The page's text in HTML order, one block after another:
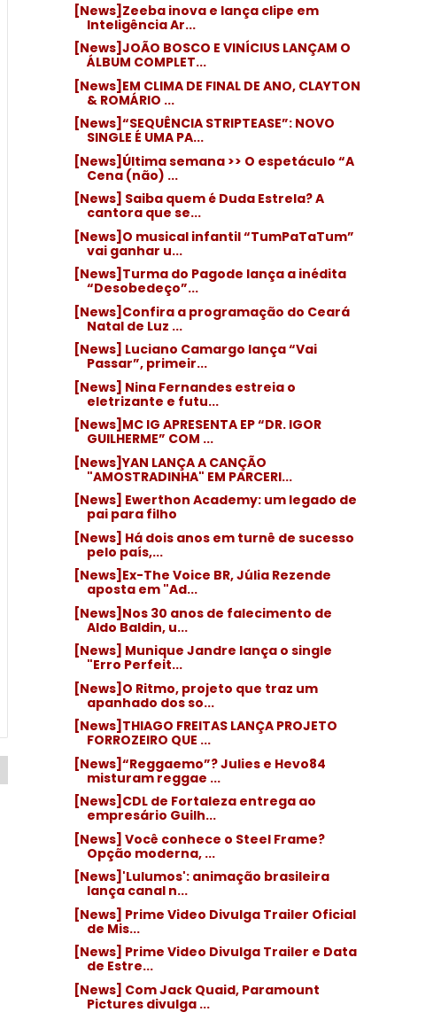
[News]Zeeba inova e lança clipe em
Inteligência Ar...
[News]JOÃO BOSCO E VINÍCIUS LANÇAM O
ÁLBUM COMPLET...
[News]EM CLIMA DE FINAL DE ANO, CLAYTON
& ROMÁRIO ...
[News]“SEQUÊNCIA STRIPTEASE”: NOVO
SINGLE É UMA PA...
[News]Última semana >> O espetáculo “A
Cena (não) ...
[News] Saiba quem é Duda Estrela? A
cantora que se...
[News]O musical infantil “TumPaTaTum”
vai ganhar u...
[News]Turma do Pagode lança a inédita
“Desobedeço”...
[News]Confira a programação do Ceará
Natal de Luz ...
[News] Luciano Camargo lança “Vai
Passar”, primeir...
[News] Nina Fernandes estreia o
eletrizante e futu...
[News]MC IG APRESENTA EP “DR. IGOR
GUILHERME” COM ...
[News]YAN LANÇA A CANÇÃO
"AMOSTRADINHA" EM PARCERI...
[News] Ewerthon Academy: um legado de
pai para filho
[News] Há dois anos em turnê de sucesso
pelo país,...
[News]Ex-The Voice BR, Júlia Rezende
aposta em "Ad...
[News]Nos 30 anos de falecimento de
Aldo Baldin, u...
[News] Munique Jandre lança o single
"Erro Perfeit...
[News]O Ritmo, projeto que traz um
apanhado dos so...
[News]THIAGO FREITAS LANÇA PROJETO
FORROZEIRO QUE ...
[News]“Reggaemo”? Julies e Hevo84
misturam reggae ...
[News]CDL de Fortaleza entrega ao
empresário Guilh...
[News] Você conhece o Steel Frame?
Opção moderna, ...
[News]'Lulumos': animação brasileira
lança canal n...
[News] Prime Video Divulga Trailer Oficial
de Mis...
[News] Prime Video Divulga Trailer e Data
de Estre...
[News] Com Jack Quaid, Paramount
Pictures divulga ...